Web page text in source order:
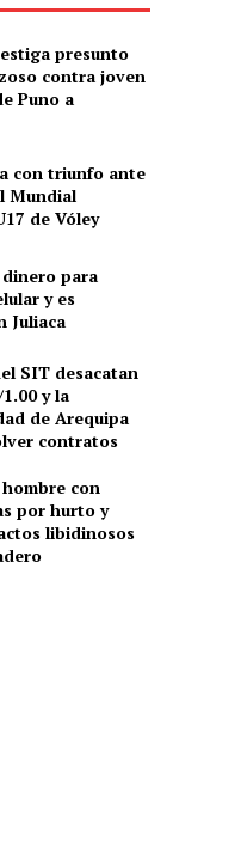
presunto
contra joven
Puno a
con triunfo ante
Mundial
de Vóley
para
y es
Juliaca
SIT desacatan
y la
de Arequipa
contratos
con
por hurto y
libidinosos